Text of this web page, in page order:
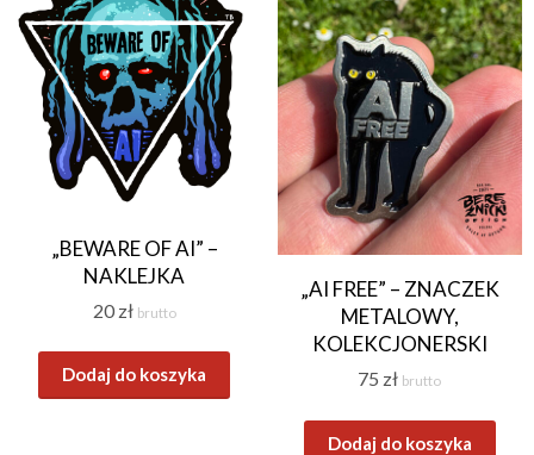
„BEWARE OF AI” –
NAKLEJKA
20 zł brutto
Dodaj do koszyka
„AI FREE” – ZNACZEK
METALOWY,
KOLEKCJONERSKI
75 zł brutto
Dodaj do koszyka